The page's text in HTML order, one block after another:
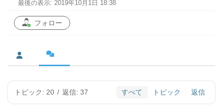
最後の表示: 2019年10月1日 18:38
フォロー
トピック: 20 / 返信: 37 すべて トピック 返信